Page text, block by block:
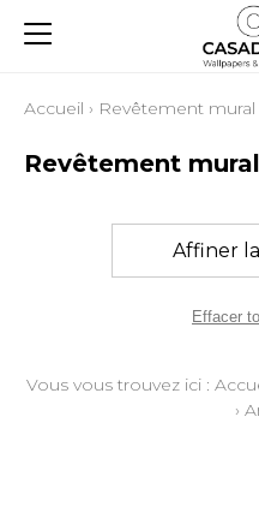
Accueil › Revêtement mural
Revêtement
Affiner
Effacer
Vous vous trouvez ici :
›